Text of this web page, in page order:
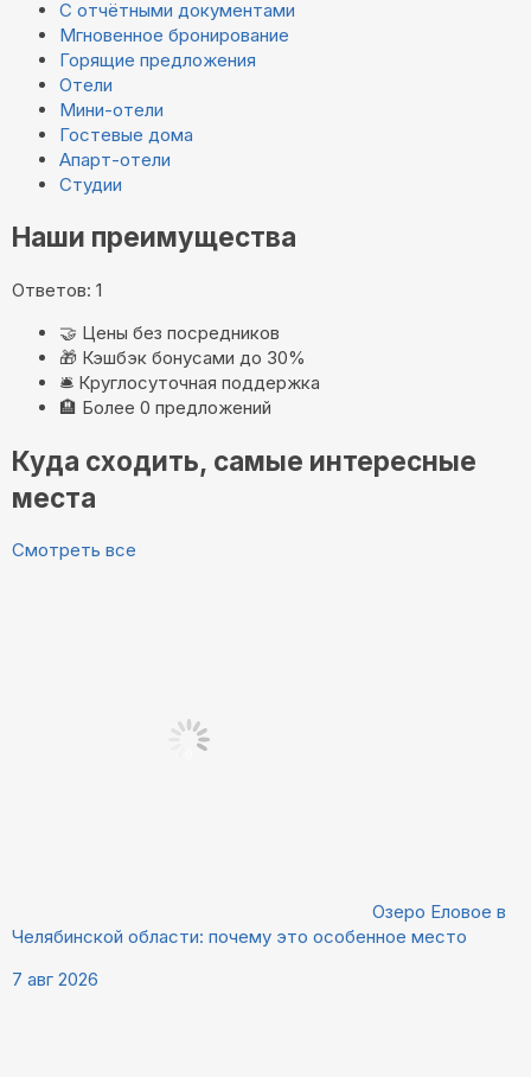
С отчётными документами
Мгновенное бронирование
Горящие предложения
Отели
Мини-отели
Гостевые дома
Апарт-отели
Студии
Наши преимущества
Ответов: 1
🤝 Цены без посредников
🎁 Кэшбэк бонусами до 30%
🛎️ Круглосуточная поддержка
🏨 Более 0 предложений
Куда сходить, самые интересные
места
Смотреть все
Озеро Еловое в
Челябинской области: почему это особенное место
7 авг 2026